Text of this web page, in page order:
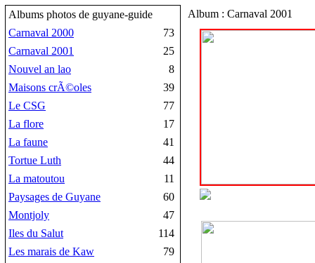
Albums photos de guyane-guide
Carnaval 2000
73
Carnaval 2001
25
Nouvel an lao
8
Maisons crÃ©oles
39
Le CSG
77
La flore
17
La faune
41
Tortue Luth
44
La matoutou
11
Paysages de Guyane
60
Montjoly
47
Iles du Salut
114
Les marais de Kaw
79
Album : Carnaval 2001